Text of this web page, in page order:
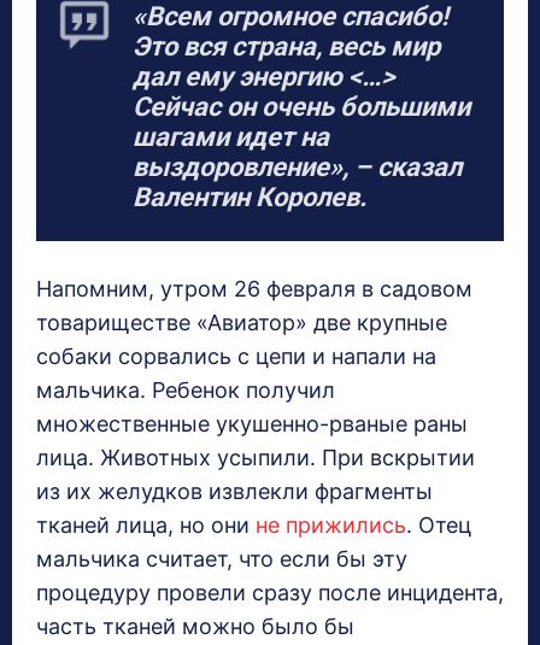
«Всем огромное спасибо!
Это вся страна, весь мир
дал ему энергию <…>
Сейчас он очень большими
шагами идет на
выздоровление», – сказал
Валентин Королев.
Напомним, утром 26 февраля в садовом
товариществе «Авиатор» две крупные
собаки сорвались с цепи и напали на
мальчика. Ребенок получил
множественные укушенно-рваные раны
лица. Животных усыпили. При вскрытии
из их желудков извлекли фрагменты
тканей лица, но они не прижились. Отец
мальчика считает, что если бы эту
процедуру провели сразу после инцидента,
часть тканей можно было бы